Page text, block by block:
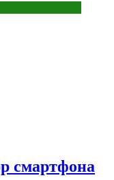
смартфона